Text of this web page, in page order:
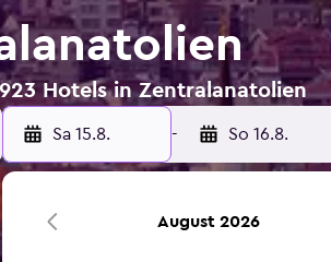
Hotels in Zentralanatolien
Sa 15.8. - So 16.8.
August 2026